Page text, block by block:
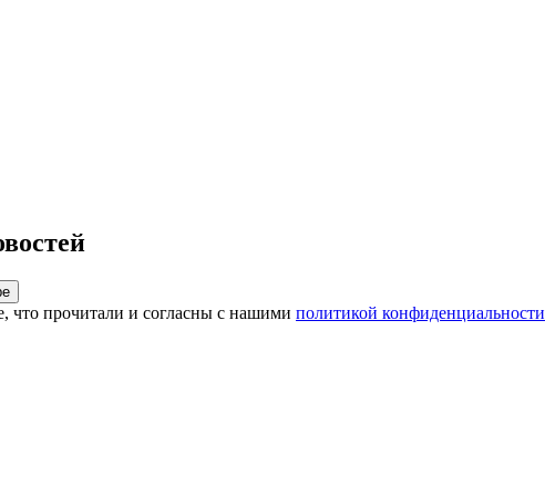
что прочитали и согласны с нашими политикой конфиденциальности